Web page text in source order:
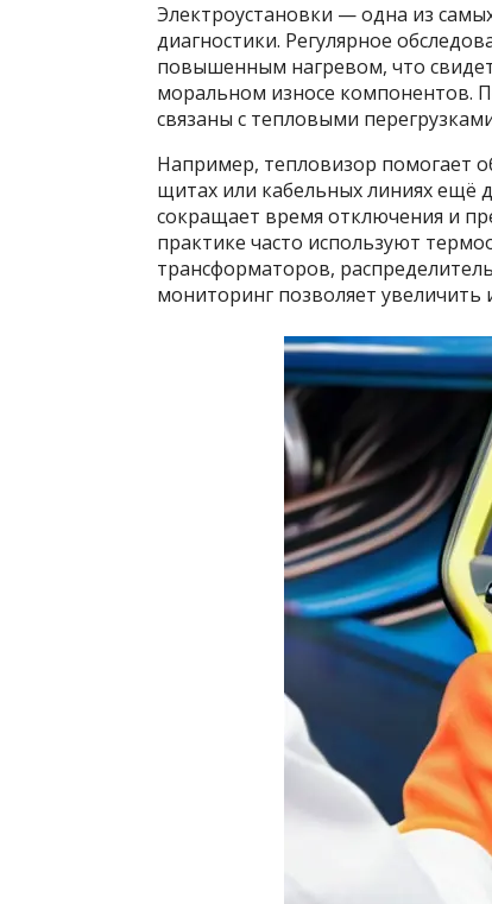
Электроустановки — одна из
диагностики. Регулярное
повышенным нагревом, что
моральном износе компонентов.
связаны с тепловыми
Например, тепловизор помогает
щитах или кабельных линиях ещё
сокращает время отключения и
практике часто используют
трансформаторов,
мониторинг позволяет увеличить